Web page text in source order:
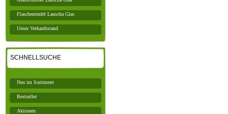
Flaschenteufel Lauscha Glas
Unser Verkaufsstand
SCHNELLSUCHE
Neu im Sortiment
Bestseller
Aktionen